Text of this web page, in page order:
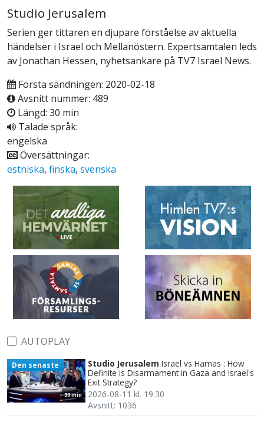
Studio Jerusalem
Serien ger tittaren en djupare förståelse av aktuella
händelser i Israel och Mellanöstern. Expertsamtalen leds
av Jonathan Hessen, nyhetsankare på TV7 Israel News.
Första sändningen: 2020-02-18
Avsnitt nummer: 489
Längd: 30 min
Talade språk:
engelska
Översättningar:
estniska, finska, svenska
AUTOPLAY
30 min
Den senaste Studio Jerusalem Israel vs Hamas : How
Definite is Disarmament in Gaza and Israel's
Exit Strategy?
2026-08-11 kl. 19.30
Avsnitt: 1036